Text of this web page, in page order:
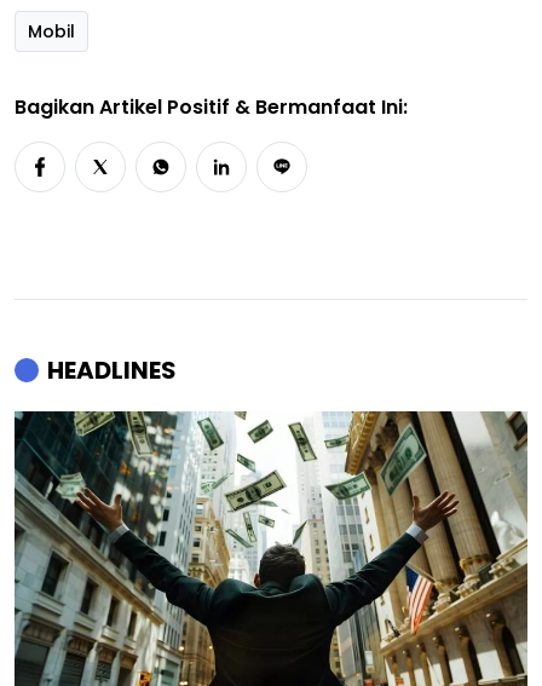
Mobil
Bagikan Artikel Positif & Bermanfaat Ini:
HEADLINES